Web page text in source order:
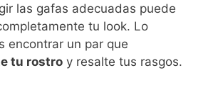
las gafas adecuadas puede
tu look. Lo
encontrar un par que
tu rostro y resalte tus rasgos.